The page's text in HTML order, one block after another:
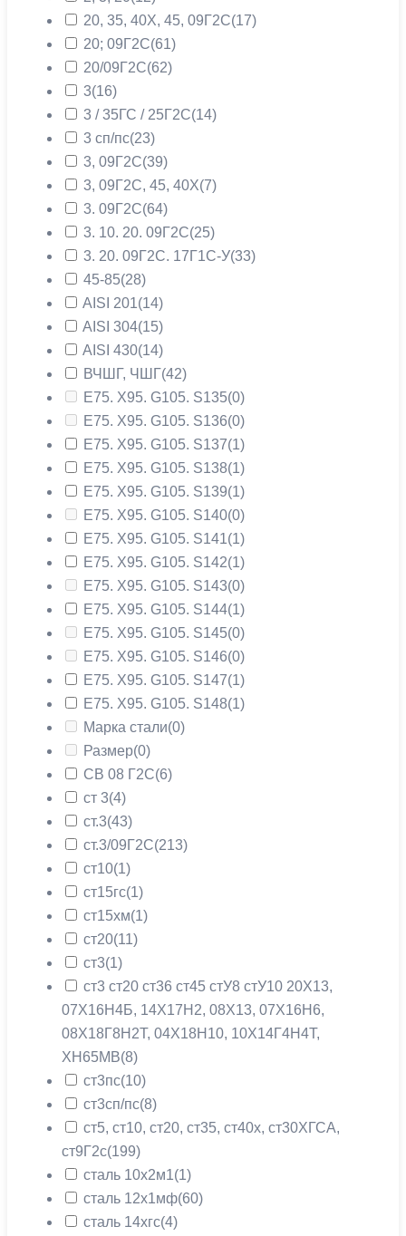
20, 35, 40Х, 45, 09Г2С(17)
20; 09Г2С(61)
20/09Г2С(62)
3(16)
3 / 35ГС / 25Г2С(14)
3 сп/пс(23)
3, 09Г2С(39)
3, 09Г2С, 45, 40Х(7)
3. 09Г2С(64)
3. 10. 20. 09Г2С(25)
3. 20. 09Г2С. 17Г1С-У(33)
45-85(28)
AISI 201(14)
AISI 304(15)
AISI 430(14)
ВЧШГ, ЧШГ(42)
Е75. Х95. G105. S135(0)
Е75. Х95. G105. S136(0)
Е75. Х95. G105. S137(1)
Е75. Х95. G105. S138(1)
Е75. Х95. G105. S139(1)
Е75. Х95. G105. S140(0)
Е75. Х95. G105. S141(1)
Е75. Х95. G105. S142(1)
Е75. Х95. G105. S143(0)
Е75. Х95. G105. S144(1)
Е75. Х95. G105. S145(0)
Е75. Х95. G105. S146(0)
Е75. Х95. G105. S147(1)
Е75. Х95. G105. S148(1)
Марка стали(0)
Размер(0)
СВ 08 Г2С(6)
ст 3(4)
ст.3(43)
ст.3/09Г2С(213)
ст10(1)
ст15гс(1)
ст15хм(1)
ст20(11)
ст3(1)
ст3 ст20 ст36 ст45 стУ8 стУ10 20X13,
07Х16Н4Б, 14Х17Н2, 08X13, 07Х16Н6,
08Х18Г8Н2Т, 04Х18Н10, 10Х14Г4Н4Т,
ХН65МВ(8)
ст3пс(10)
ст3сп/пс(8)
ст5, ст10, ст20, ст35, ст40х, ст30ХГСА,
ст9Г2с(199)
сталь 10х2м1(1)
сталь 12х1мф(60)
сталь 14хгс(4)